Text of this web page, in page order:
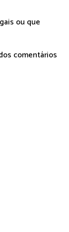
ou que
comentários